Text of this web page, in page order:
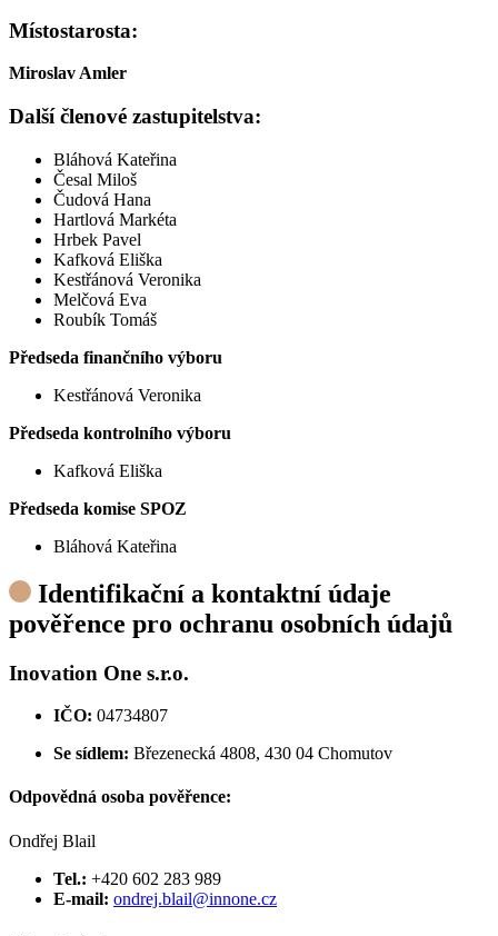
Místostarosta:
Miroslav Amler
Další členové zastupitelstva:
Bláhová Kateřina
Česal Miloš
Čudová Hana
Hartlová Markéta
Hrbek Pavel
Kafková Eliška
Kestřánová Veronika
Melčová Eva
Roubík Tomáš
Předseda finančního výboru
Kestřánová Veronika
Předseda kontrolního výboru
Kafková Eliška
Předseda komise SPOZ
Bláhová Kateřina
Identifikační a kontaktní údaje
pověřence pro ochranu osobních údajů
Inovation One s.r.o.
IČO: 04734807
Se sídlem: Březenecká 4808, 430 04 Chomutov
Odpovědná osoba pověřence:
Ondřej Blail
Tel.: +420 602 283 989
E-mail: ondrej.blail@innone.cz